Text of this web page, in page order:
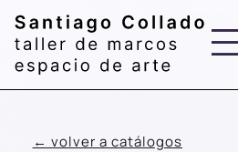
← volver a catálogos